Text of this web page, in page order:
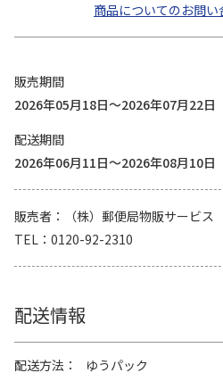
商品についてのお問い
販売期間
2026年05月18日～2026年07月22日
配送期間
2026年06月11日～2026年08月10日
販売者
（株）郵便局物販サービス
TEL
0120-92-2310
配送情報
配送方法
ゆうパック